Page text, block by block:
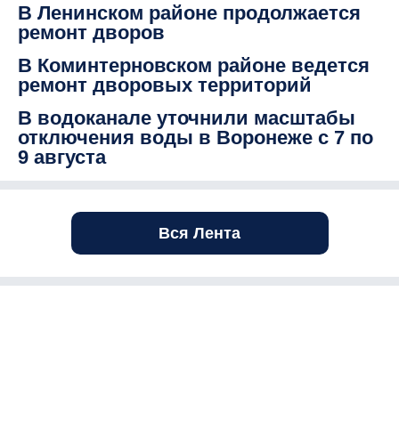
В Ленинском районе продолжается
ремонт дворов
В Коминтерновском районе ведется
ремонт дворовых территорий
В водоканале уточнили масштабы
отключения воды в Воронеже с 7 по
9 августа
Вся Лента